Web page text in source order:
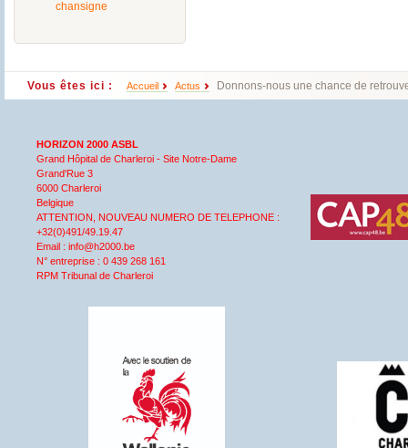
chansigne
Vous êtes ici : Accueil Actus Donnons-nous une chance de
HORIZON 2000 ASBL
Grand Hôpital de Charleroi - Site Notre-Dame
Grand'Rue 3
6000 Charleroi
Belgique
ATTENTION, NOUVEAU NUMERO DE TELEPHONE :
+32(0)491/49.19.47
Email : info@h2000.be
N° entreprise : 0 439 268 161
RPM Tribunal de Charleroi